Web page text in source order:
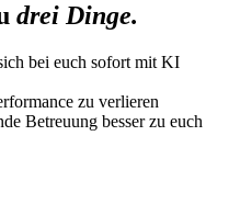
drei Dinge.
bei euch sofort mit KI
zu verlieren
Betreuung besser zu euch